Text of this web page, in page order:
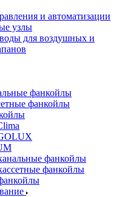
и автоматизации
узлы
для воздушных и
фанкойлы
фанкойлы
фанкойлы
фанкойлы